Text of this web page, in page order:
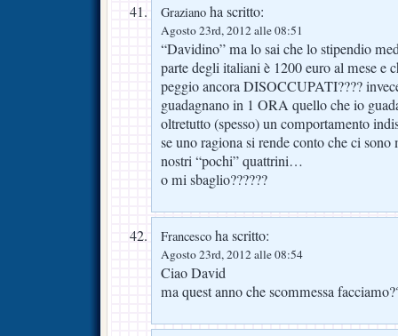
Graziano ha scritto:
Agosto 23rd, 2012 alle 08:51
“Davidino” ma lo sai che lo stipendio
parte degli italiani è 1200 euro al mese
peggio ancora DISOCCUPATI????
guadagnano in 1 ORA quello che io
oltretutto (spesso) un comportamento
se uno ragiona si rende conto che ci
nostri “pochi” quattrini…
o mi sbaglio??????
Francesco ha scritto:
Agosto 23rd, 2012 alle 08:54
Ciao David
ma quest anno che scommessa